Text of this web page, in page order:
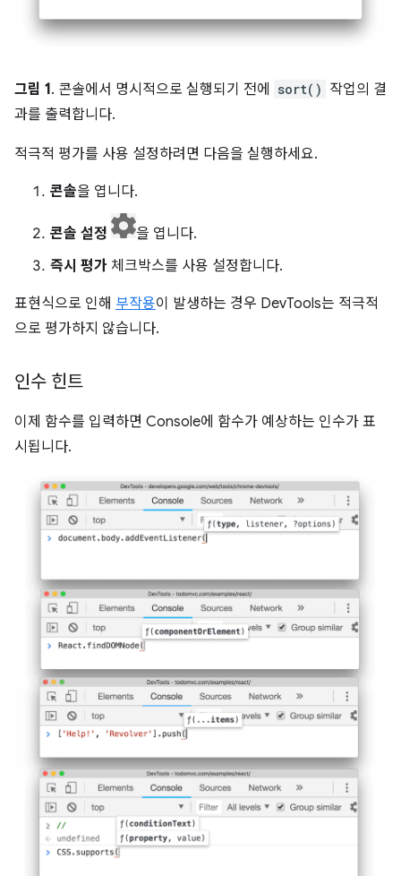
그림 1. 콘솔에서 명시적으로 실행되기 전에 sort() 작업의 결
과를 출력합니다.
적극적 평가를 사용 설정하려면 다음을 실행하세요.
콘솔을 엽니다.
콘솔 설정
을 엽니다.
즉시 평가 체크박스를 사용 설정합니다.
표현식으로 인해 부작용이 발생하는 경우 DevTools는 적극적
으로 평가하지 않습니다.
인수 힌트
이제 함수를 입력하면 Console에 함수가 예상하는 인수가 표
시됩니다.